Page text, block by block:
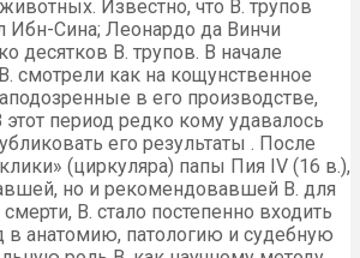
Известно, что В. трупов
Ибн-Сина; Леонардо да Винчи
десятков В. трупов. В начале
смотрели как на кощунственное
в его производстве,
период редко кому удавалось
его результаты . После
(циркуляра) папы Пия IV (16 в.),
но и рекомендовавшей В. для
В. стало постепенно входить
в анатомию, патологию и судебную